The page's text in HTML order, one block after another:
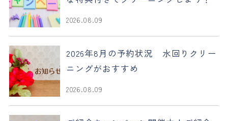
2026.08.09
2026年8月の予約状況 水回りクリー
ニングがおすすめ
2026.08.09